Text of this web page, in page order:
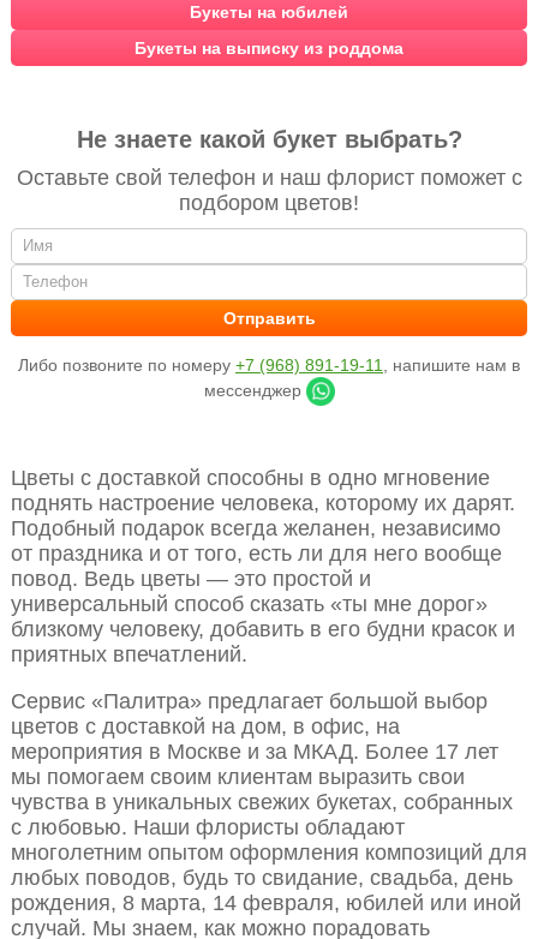
Букеты на юбилей
Букеты на выписку из роддома
Не знаете какой букет выбрать?
Оставьте свой телефон и наш флорист поможет с
подбором цветов!
Либо позвоните по номеру +7 (968) 891-19-11
, напишите нам в
мессенджер
Цветы с доставкой способны в одно мгновение
поднять настроение человека, которому их дарят.
Подобный подарок всегда желанен, независимо
от праздника и от того, есть ли для него вообще
повод. Ведь цветы — это простой и
универсальный способ сказать «ты мне дорог»
близкому человеку, добавить в его будни красок и
приятных впечатлений.
Сервис «Палитра» предлагает большой выбор
цветов с доставкой на дом, в офис, на
мероприятия в Москве и за МКАД. Более 17 лет
мы помогаем своим клиентам выразить свои
чувства в уникальных свежих букетах, собранных
с любовью. Наши флористы обладают
многолетним опытом оформления композиций для
любых поводов, будь то свидание, свадьба, день
рождения, 8 марта, 14 февраля, юбилей или иной
случай. Мы знаем, как можно порадовать